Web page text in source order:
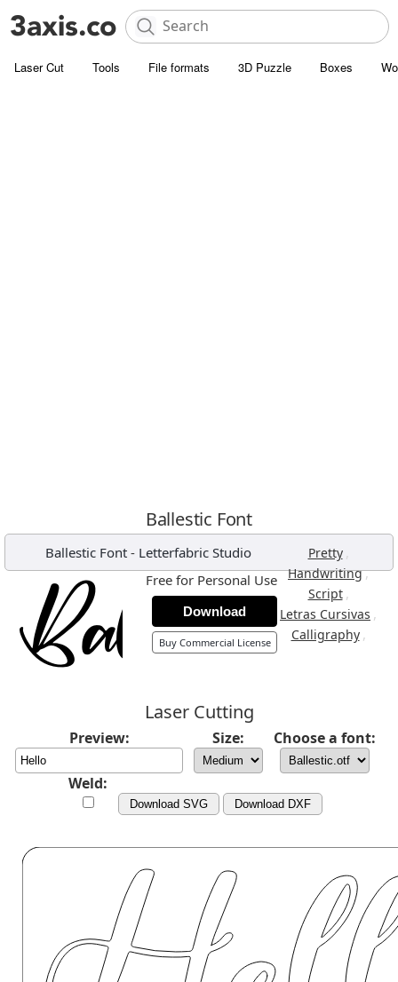
Laser Cut Tools File formats 3D Puzzle Boxes
Ballestic Font
Ballestic Font- Letterfabric Studio Pretty ,
Handwriting,
Script ,
Letras Cursivas ,
Calligraphy ,
Free for Personal Use
Download
Buy Commercial License
Laser Cutting
Preview: Size: Choose a font:
Weld:
Download SVG Download DXF